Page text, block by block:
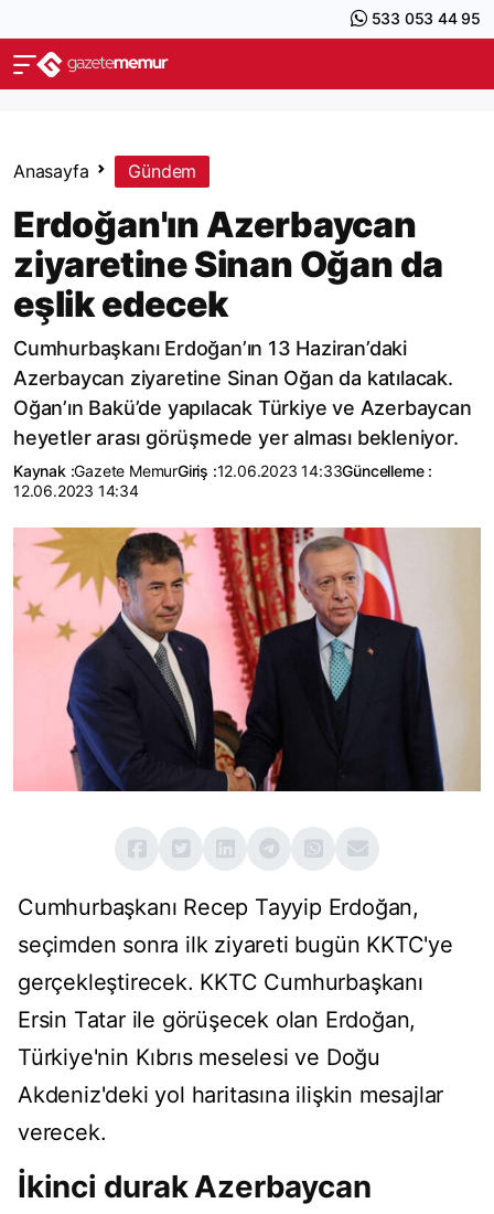
533 053 44 95
Anasayfa Gündem
Erdoğan'ın Azerbaycan
ziyaretine Sinan Oğan da
eşlik edecek
Cumhurbaşkanı Erdoğan’ın 13 Haziran’daki
Azerbaycan ziyaretine Sinan Oğan da katılacak.
Oğan’ın Bakü’de yapılacak Türkiye ve Azerbaycan
heyetler arası görüşmede yer alması bekleniyor.
Kaynak :Gazete MemurGiriş :12.06.2023 14:33Güncelleme :
12.06.2023 14:34
Cumhurbaşkanı Recep Tayyip Erdoğan,
seçimden sonra ilk ziyareti bugün KKTC'ye
gerçekleştirecek. KKTC Cumhurbaşkanı
Ersin Tatar ile görüşecek olan Erdoğan,
Türkiye'nin Kıbrıs meselesi ve Doğu
Akdeniz'deki yol haritasına ilişkin mesajlar
verecek.
İkinci durak Azerbaycan